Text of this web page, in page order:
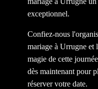
exceptionnel.
Confiez-nous
mariage à Urrugne et
magie de cette
dès maintenant pour
réserver votre date.